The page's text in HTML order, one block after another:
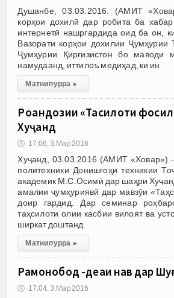
Душанбе, 03.03.2016. (АМИТ
корҳои дохилӣ дар робита ба
интернетӣ нашргардида оид ба он,
Вазорати корҳои дохилии Ҷумҳурии
Ҷумҳурии Қирғизистон бо маводи
намудаанд, иттилоъ медиҳад, ки ин
Матни пурра ▸
Роҳандозии «Таҳсилоти
Хуҷанд
🕔 17:06, 3.Мар 2016
Хуҷанд, 03.03.2016 (АМИТ
политехники Донишгоҳи техникии
академик М.С.Осимӣ дар шаҳри
амалии ҷумҳуриявӣ дар мавзӯи
доир гардид. Дар семинар
таҳсилоти олии касбии вилоят ва
ширкат доштанд.
Матни пурра ▸
Раҳмонобод -деҳаи нав дар
🕔 17:04, 3.Мар 2016